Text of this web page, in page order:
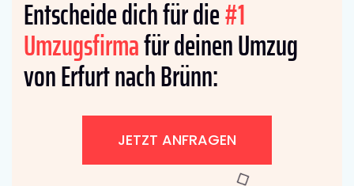
Entscheide dich für die#1
Umzugsfirmafür deinen Umzug
von Erfurt nach Brünn:
JETZT ANFRAGEN